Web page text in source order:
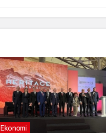
Ekonomi